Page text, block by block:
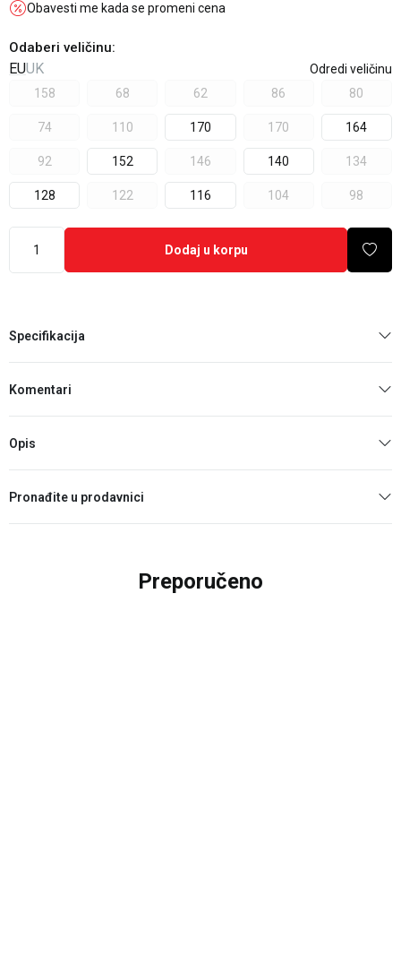
Obavesti me kada se promeni cena
Odaberi veličinu:
EUUK
Odredi veličinu
158
68 62 86 80
74 110 170 170 164
92 152 146 140 134
128 122 116 104 98
Dodaj u korpu
Specifikacija
Komentari
Opis
Pronađite u prodavnici
Preporučeno